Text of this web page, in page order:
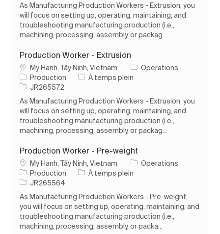
As Manufacturing Production Workers - Extrusion, you
will focus on setting up, operating, maintaining, and
troubleshooting manufacturing production (i.e.,
machining, processing, assembly, or packag...
Production Worker - Extrusion
Emplacement
My Hanh, Tây Ninh, Vietnam
Operations
Catégorie
Production Type d’emploi
À temps plein
ID de l’emploi
JR265572
As Manufacturing Production Workers - Extrusion, you
will focus on setting up, operating, maintaining, and
troubleshooting manufacturing production (i.e.,
machining, processing, assembly, or packag...
Production Worker - Pre-weight
Emplacement
My Hanh, Tây Ninh, Vietnam
Operations
Catégorie
Production Type d’emploi
À temps plein
ID de l’emploi
JR265564
As Manufacturing Production Workers - Pre-weight,
you will focus on setting up, operating, maintaining, and
troubleshooting manufacturing production (i.e.,
machining, processing, assembly, or packa...